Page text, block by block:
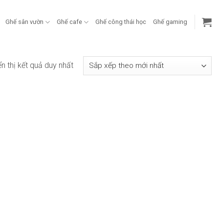
Ghế sân vườn Ghế cafe Ghế công thái học Ghế gaming
thị kết quả duy nhất